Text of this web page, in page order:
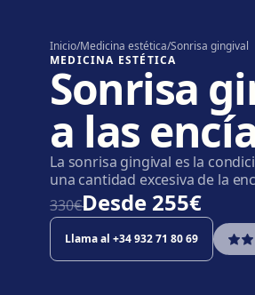
Inicio/Medicina estética/Sonrisa gingival
MEDICINA ESTÉTICA
Sonrisa
a las
La sonrisa gingival es la
una cantidad excesiva de la
330€̶Desde 255€
Llama al +34 932 71 80 69